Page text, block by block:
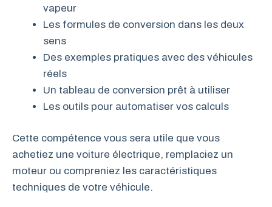
vapeur
Les formules de conversion dans les deux
sens
Des exemples pratiques avec des véhicules
réels
Un tableau de conversion prêt à utiliser
Les outils pour automatiser vos calculs
Cette compétence vous sera utile que vous
achetiez une voiture électrique, remplaciez un
moteur ou compreniez les caractéristiques
techniques de votre véhicule.